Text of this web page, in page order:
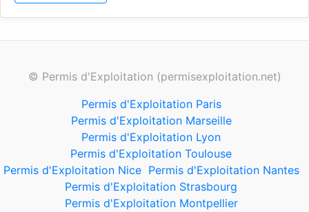
© Permis d'Exploitation (permisexploitation.net)
Permis d'Exploitation Paris
Permis d'Exploitation Marseille
Permis d'Exploitation Lyon
Permis d'Exploitation Toulouse
Permis d'Exploitation Nice Permis d'Exploitation Nantes
Permis d'Exploitation Strasbourg
Permis d'Exploitation Montpellier